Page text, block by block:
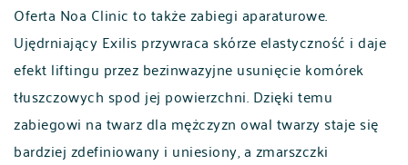
Oferta Noa Clinic to także zabiegi aparaturowe.
Ujędrniający Exilis przywraca skórze elastyczność i daje
efekt liftingu przez bezinwazyjne usunięcie komórek
tłuszczowych spod jej powierzchni. Dzięki temu
zabiegowi na twarz dla mężczyzn owal twarzy staje się
bardziej zdefiniowany i uniesiony, a zmarszczki